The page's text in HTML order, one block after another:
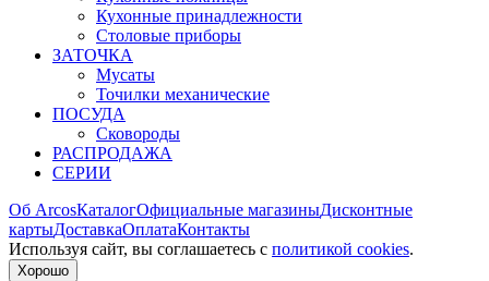
Кухонные принадлежности
Столовые приборы
ЗАТОЧКА
Мусаты
Точилки механические
ПОСУДА
Сковороды
РАСПРОДАЖА
СЕРИИ
Об ArcosКаталогОфициальные магазиныДисконтные
картыДоставкаОплатаКонтакты
Используя сайт, вы согла­шаетесь с политикой cookies.
Хорошо